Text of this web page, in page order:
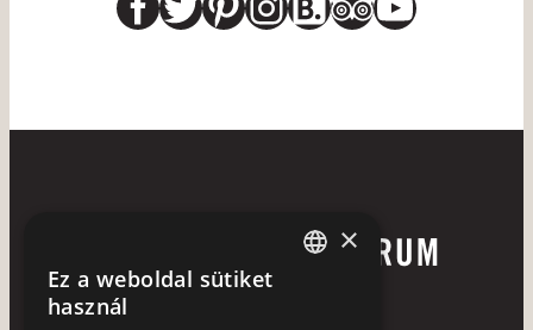
×
Ez a weboldal sütiket
használ